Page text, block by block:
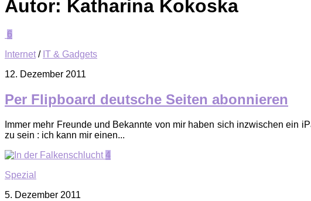
Autor: Katharina Kokoska
6
Internet/ IT & Gadgets
12. Dezember 2011
Per Flipboard deutsche Seiten abonnieren
Immer mehr Freunde und Bekannte von mir haben sich inzwischen ein
zu sein : ich kann mir einen...
4
Spezial
5. Dezember 2011